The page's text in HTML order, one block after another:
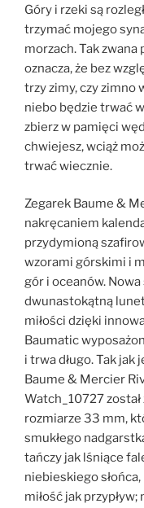
Góry i rzeki są
trzymać mojego
morzach. Tak
oznacza, że bez
trzy zimy, czy zimno
niebo będzie trwać
zbierz w pamięci
chwiejesz, wciąż
trwać wiecznie.
Zegarek Baume &
nakręcaniem
przydymioną
wzorami górskimi i
gór i oceanów.
dwunastokątną
miłości dzięki
Baumatic
i trwa długo. Tak jak
Baume & Mercier
Watch_10727
rozmiarze 33 mm,
smukłego
tańczy jak lśniące
niebieskiego
miłość jak